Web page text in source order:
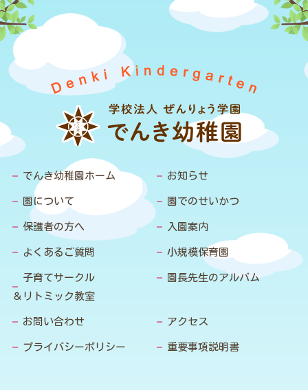
でんき幼稚園ホーム お知らせ
園について 園でのせいかつ
保護者の方へ 入園案内
よくあるご質問 小規模保育園
子育てサークル
＆リトミック教室
園長先生のアルバム
お問い合わせ アクセス
プライバシーポリシー 重要事項説明書